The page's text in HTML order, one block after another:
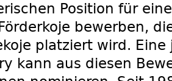
Position für
bewerben,
platziert wird.
kann aus diesen